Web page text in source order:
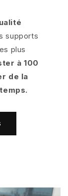
supports
plus
à 100
de la